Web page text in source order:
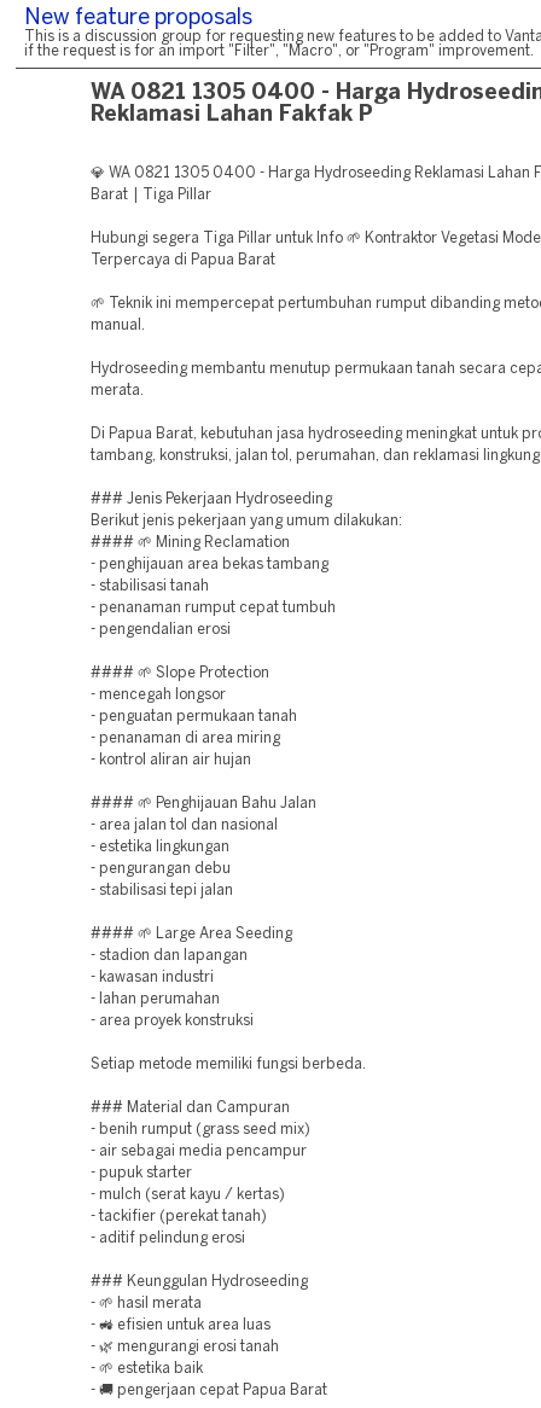
New feature proposals
This is a discussion group for requesting new features to be added to
if the request is for an import "Filter", "Macro", or "Program" improvement.
WA 0821 1305 0400 - Harga
Reklamasi Lahan Fakfak P
💎 WA 0821 1305 0400 - Harga Hydroseeding Reklamasi Lahan
Barat | Tiga Pillar
Hubungi segera Tiga Pillar untuk Info 🌱 Kontraktor Vegetasi
Terpercaya di Papua Barat
🌱 Teknik ini mempercepat pertumbuhan rumput dibanding
manual.
Hydroseeding membantu menutup permukaan tanah secara
merata.
Di Papua Barat, kebutuhan jasa hydroseeding meningkat untuk
tambang, konstruksi, jalan tol, perumahan, dan reklamasi
### Jenis Pekerjaan Hydroseeding
Berikut jenis pekerjaan yang umum dilakukan:
#### 🌱 Mining Reclamation
- penghijauan area bekas tambang
- stabilisasi tanah
- penanaman rumput cepat tumbuh
- pengendalian erosi
#### 🌱 Slope Protection
- mencegah longsor
- penguatan permukaan tanah
- penanaman di area miring
- kontrol aliran air hujan
#### 🌱 Penghijauan Bahu Jalan
- area jalan tol dan nasional
- estetika lingkungan
- pengurangan debu
- stabilisasi tepi jalan
#### 🌱 Large Area Seeding
- stadion dan lapangan
- kawasan industri
- lahan perumahan
- area proyek konstruksi
Setiap metode memiliki fungsi berbeda.
### Material dan Campuran
- benih rumput (grass seed mix)
- air sebagai media pencampur
- pupuk starter
- mulch (serat kayu / kertas)
- tackifier (perekat tanah)
- aditif pelindung erosi
### Keunggulan Hydroseeding
- 🌱 hasil merata
- 🚜 efisien untuk area luas
- 🌿 mengurangi erosi tanah
- 🌱 estetika baik
- 🚚 pengerjaan cepat Papua Barat